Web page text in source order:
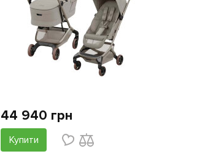
44 940 грн
Купити